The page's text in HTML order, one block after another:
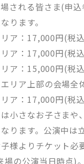
される皆さま(申
ります。
リア：17,000円(税
リア：17,000円(税
リア：15,000円(税
リア上部の会場全
リア：17,000円(税
小さなお子さまや
ります。公演中
様よりチケット
の公演当日時点)。